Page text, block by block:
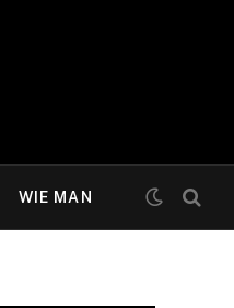
WIE MAN